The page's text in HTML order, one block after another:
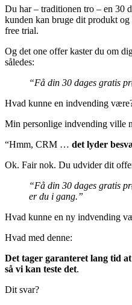
Du har – traditionen tro – en 30
kunden kan bruge dit produkt
free trial.
Og det one offer kaster du om
således:
“Få din 30 dages gratis
Hvad kunne en indvending
Min personlige indvending ville
“Hmm, CRM … det lyder
Ok. Fair nok. Du udvider dit
“Få din 30 dages gratis
er du i gang.”
Hvad kunne en ny indvending
Hvad med denne:
Det tager garanteret lang tid
så vi kan teste det.
Dit svar?